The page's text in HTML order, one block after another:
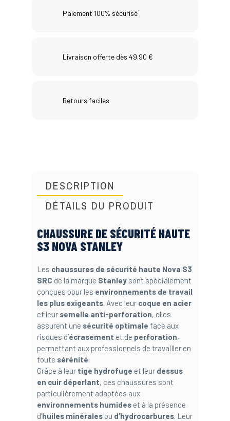
Paiement 100% sécurisé
Livraison offerte dès 49.90 €
Retours faciles
DESCRIPTION
DÉTAILS DU PRODUIT
CHAUSSURE DE SÉCURITÉ HAUTE
S3 NOVA STANLEY
Les chaussures de sécurité haute Nova S3
SRC de la marque Stanleysont spécialement
conçues pour les environnements de travail
les plus exigeants. Avec leur coque en acier
et leur semelle anti-perforation, elles
assurent une sécurité optimale face aux
risques d’écrasement et de perforation,
permettant aux professionnels de travailler en
toute sérénité
Grâce à leur tige hydrofuge et leur dessus
en cuir déperlant, ces chaussures sont
particulièrement adaptées aux
environnements humideset à la présence
d’huiles minéralesou d’hydrocarbures. Leur